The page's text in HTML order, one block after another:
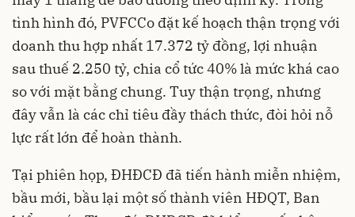
tình hình đó, PVFCCo đặt kế hoạch thận trọng với
doanh thu hợp nhất 17.372 tỷ đồng, lợi nhuận
sau thuế 2.250 tỷ, chia cổ tức 40% là mức khá cao
so với mặt bằng chung. Tuy thận trọng, nhưng
đây vẫn là các chỉ tiêu đầy thách thức, đòi hỏi nỗ
lực rất lớn để hoàn thành.
Tại phiên họp, ĐHĐCĐ đã tiến hành miễn nhiệm,
bầu mới, bầu lại một số thành viên HĐQT, Ban